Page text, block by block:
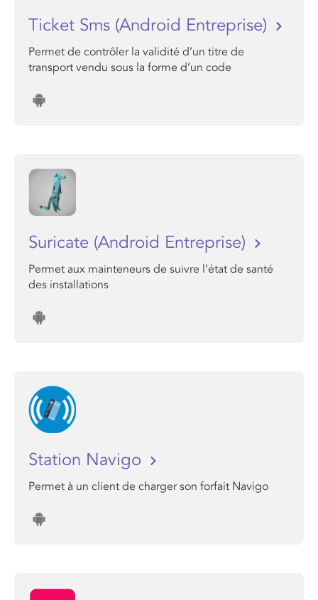
Ticket Sms (Android Entreprise)
Permet de contrôler la validité d’un titre de
transport vendu sous la forme d’un code
Suricate (Android Entreprise)
Permet aux mainteneurs de suivre l’état de santé
des installations
Station Navigo
Permet à un client de charger son forfait Navigo